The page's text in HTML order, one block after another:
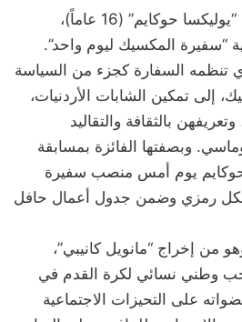
وقد قدمت الفيلم الشابة “يوليكسا حوكايم” (16 عاماً)،
“سفيرة المكسيك ليوم واحد”.
تنظمه السفارة كجزء من السياسة
إلى تمكين الشابات الأردنيات،
بالثقافة والتقاليد
وبصفتها الفائزة بمسابقة
حوكايم يوم أمس منصب سفيرة
رمزي وضمن جدول أعمال حافل
من إخراج “مانويل كانيبي”،
وطني نسائي لكرة القدم في
على التحيزات الاجتماعية